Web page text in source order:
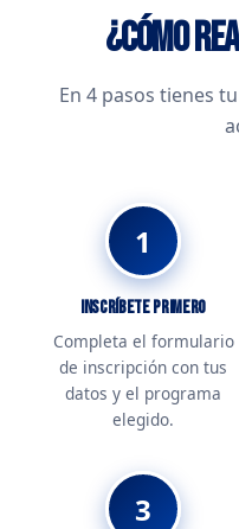
¿Cómo
En 4 pasos tienes
1
Inscríbete primero
Completa el formulario
de inscripción con tus
datos y el programa
elegido.
3